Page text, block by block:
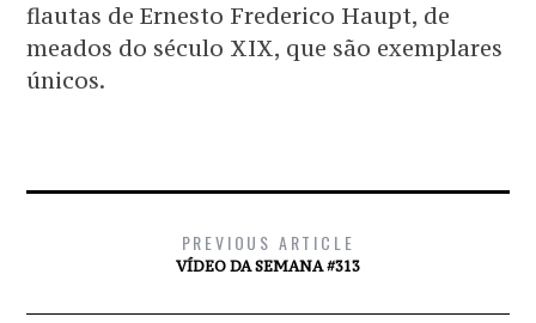
flautas de Ernesto Frederico Haupt, de
meados do século XIX, que são exemplares
únicos.
PREVIOUS ARTICLE
VÍDEO DA SEMANA #313